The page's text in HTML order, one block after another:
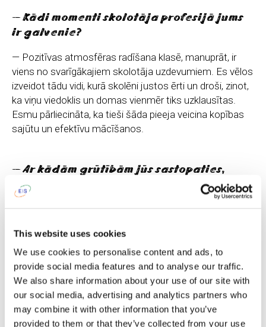
This website uses cookies
We use cookies to personalise content and ads, to
provide social media features and to analyse our traffic.
We also share information about your use of our site with
our social media, advertising and analytics partners who
may combine it with other information that you’ve
provided to them or that they’ve collected from your use
— Kādi momenti skolotāja profesijā jums
ir galvenie?
— Pozitīvas atmosfēras radīšana klasē, manuprāt, ir
viens no svarīgākajiem skolotāja uzdevumiem. Es vēlos
izveidot tādu vidi, kurā skolēni justos ērti un droši, zinot,
ka viņu viedoklis un domas vienmēr tiks uzklausītas.
Esmu pārliecināta, ka tieši šāda pieeja veicina kopības
sajūtu un efektīvu mācīšanos.
— Ar kādām grūtībām jūs sastopaties,
strādājot par skolotāju?
visu mācību vielu ierobežotā laikā. Katru dienu mēs
saskaramies ar daudzām jaunām tēmām, un dažreiz ir
grūti visu apgūt līdz mācību gada beigām. Reizēm nākas
veltīt papildus laiku kādas tēmas izpētei, īpaši, ja tā ļoti
aizrauj skolēnus, bet arī tas ir pozitīvi. Tas nozīmē, ka
viņiem patiešām ir interesanti!